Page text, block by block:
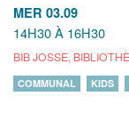
MER 03.09
14H30 À 16H30
BIB JOSSE,
COMMUNAL KIDS